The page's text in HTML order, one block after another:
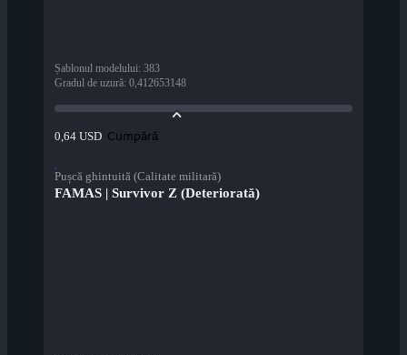
Șablonul modelului: 383
Gradul de uzură: 0,412653148
0,64 USD Cumpără
Pușcă ghintuită (Calitate militară)
FAMAS | Survivor Z (Deteriorată)